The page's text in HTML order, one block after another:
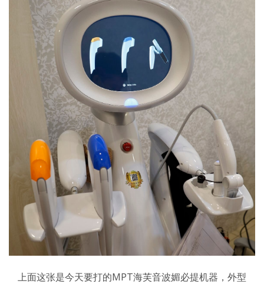
上面这张是今天要打的MPT海芙音波媚必提机器，外型